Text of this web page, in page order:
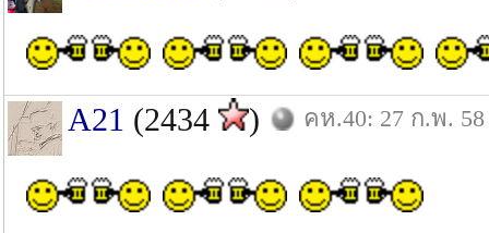
A21 (2434 ) คห.40: 27 ก.พ. 58